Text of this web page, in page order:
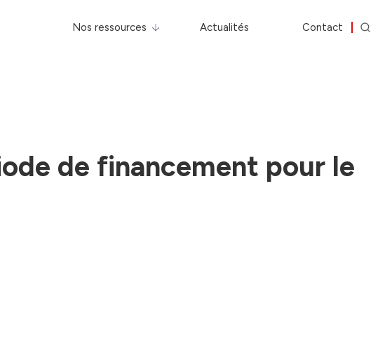
Nos ressources Actualités Contact
de financement pour le